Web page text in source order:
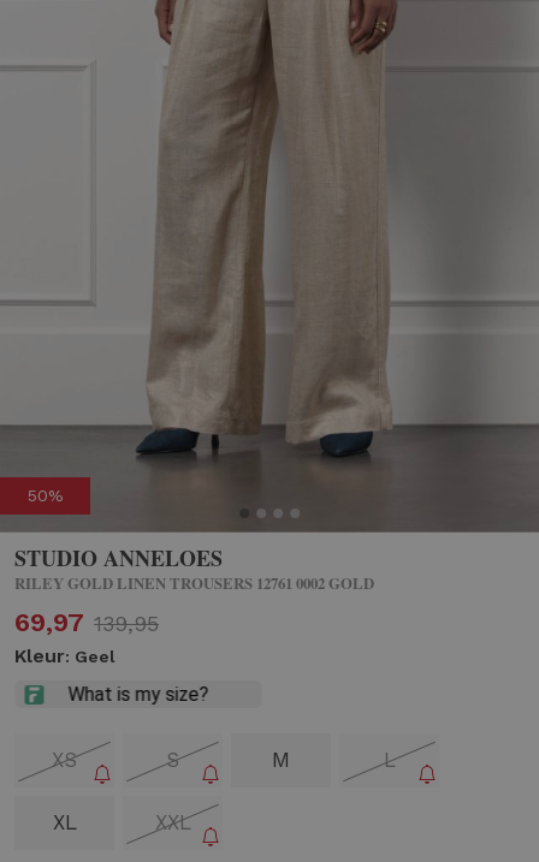
50%
STUDIO ANNELOES
RILEY GOLD LINEN TROUSERS 12761 0002 GOLD
69,97 139,95
Kleur: Geel
XS S M L
XL XXL